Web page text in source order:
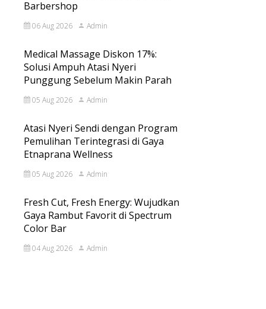
Barbershop
06 Aug 2026 Admin
Medical Massage Diskon 17%:
Solusi Ampuh Atasi Nyeri
Punggung Sebelum Makin Parah
05 Aug 2026 Admin
Atasi Nyeri Sendi dengan Program
Pemulihan Terintegrasi di Gaya
Etnaprana Wellness
05 Aug 2026 Admin
Fresh Cut, Fresh Energy: Wujudkan
Gaya Rambut Favorit di Spectrum
Color Bar
04 Aug 2026 Admin